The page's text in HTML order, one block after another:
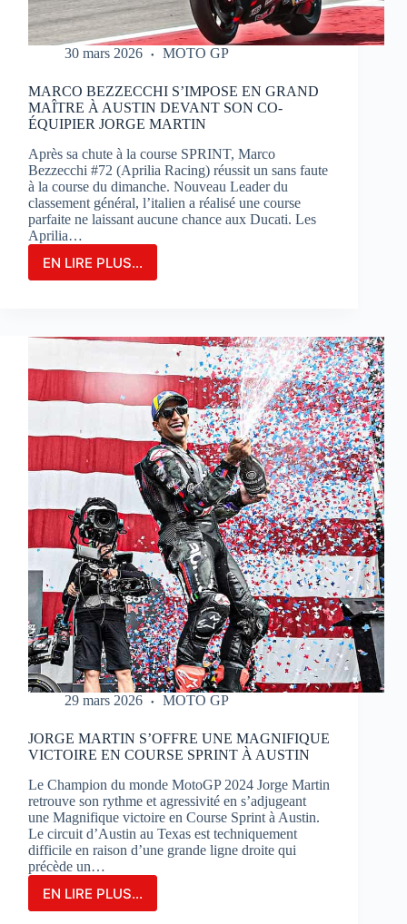
30 mars 2026 MOTO GP
MARCO BEZZECCHI S’IMPOSE EN GRAND
MAÎTRE À AUSTIN DEVANT SON CO-
ÉQUIPIER JORGE MARTIN
Après sa chute à la course SPRINT, Marco
Bezzecchi #72 (Aprilia Racing) réussit un sans faute
à la course du dimanche. Nouveau Leader du
classement général, l’italien a réalisé une course
parfaite ne laissant aucune chance aux Ducati. Les
Aprilia…
EN LIRE PLUS...
MARCO
GRAND
À
AUSTIN
DEVANT
CO-
ÉQUIPIER
JORGE
MARTIN
29 mars 2026 MOTO GP
JORGE MARTIN S’OFFRE UNE MAGNIFIQUE
VICTOIRE EN COURSE SPRINT À AUSTIN
Le Champion du monde MotoGP 2024 Jorge Martin
retrouve son rythme et agressivité en s’adjugeant
une Magnifique victoire en Course Sprint à Austin.
Le circuit d’Austin au Texas est techniquement
difficile en raison d’une grande ligne droite qui
précède un…
EN LIRE PLUS...
JORGE